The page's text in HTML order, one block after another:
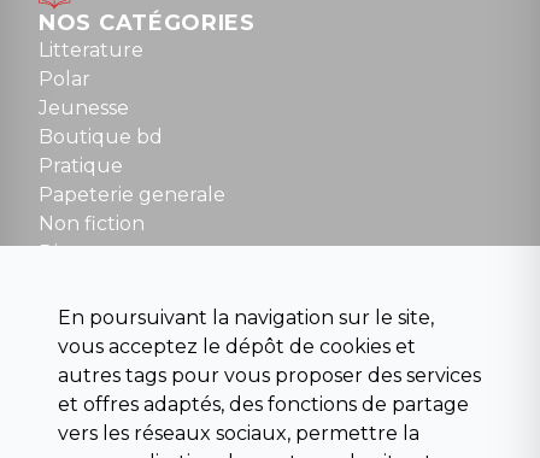
Dimanche : 10h30 à 12h30
Tel : 01 48 89 13 88
Fermé le dimanche en Juillet et Août
NOUS CONTACTER
contact@la-griffe-noire.com
NOS CATÉGORIES
Litterature
Polar
Jeunesse
Boutique bd
Pratique
Papeterie generale
Non fiction
Divers
Beaux livres et art
Para scolaire
Histoire
Pochoteque
Pleiade
En poursuivant la navigation sur le site,
vous acceptez le dépôt de cookies et
autres tags pour vous proposer des services
et offres adaptés, des fonctions de partage
vers les réseaux sociaux, permettre la